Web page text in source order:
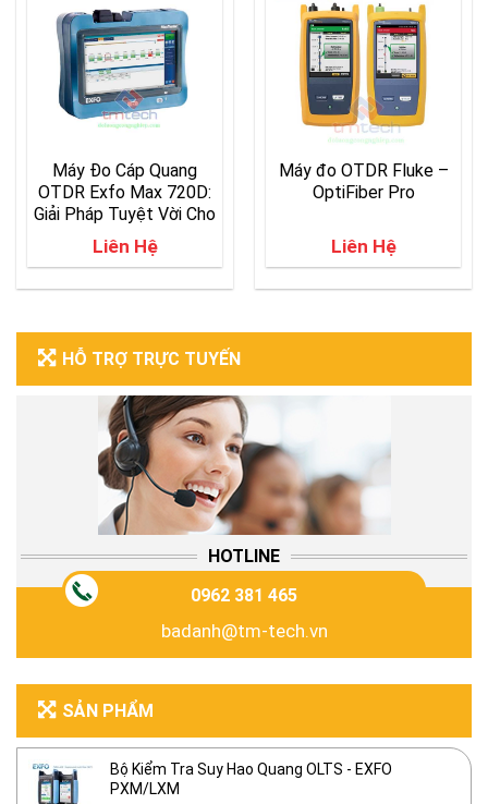
Máy Đo Cáp Quang
OTDR Exfo Max 720D:
Giải Pháp Tuyệt Vời Cho
MULTIMODE và
SINGLEMODE
Liên Hệ
Máy đo OTDR Fluke –
OptiFiber Pro
Liên Hệ
HỖ TRỢ TRỰC TUYẾN
HOTLINE
0962 381 465
badanh@tm-tech.vn
SẢN PHẨM
Bộ Kiểm Tra Suy Hao Quang OLTS - EXFO
PXM/LXM